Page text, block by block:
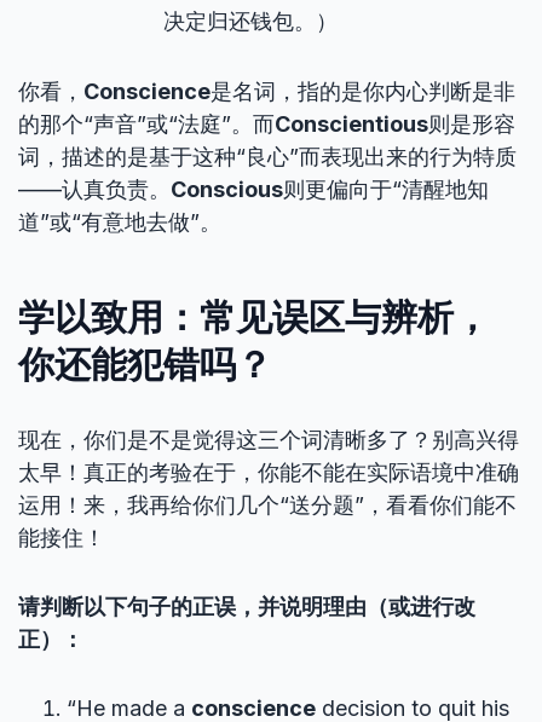
决定归还钱包。）
你看， Conscience是名词，指的是你内心判断是非
的那个“声音”或“法庭”。而Conscientious则是形容
词，描述的是基于这种“良心”而表现出来的行为特质
——认真负责。 Conscious则更偏向于“清醒地知
道”或“有意地去做”。
学以致用：常见误区与辨析，
你还能犯错吗？
现在，你们是不是觉得这三个词清晰多了？别高兴得
太早！真正的考验在于，你能不能在实际语境中准确
运用！来，我再给你们几个“送分题”，看看你们能不
能接住！
请判断以下句子的正误，并说明理由（或进行改
正）：
“He made a conscience decision to quit his